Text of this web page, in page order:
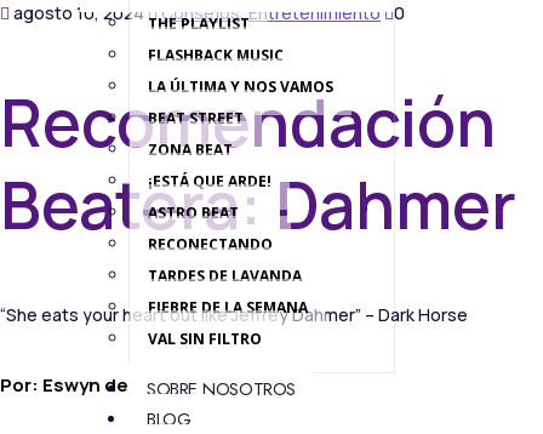
THE PLAYLIST
FLASHBACK MUSIC
LA ÚLTIMA Y NOS VAMOS
BEAT STREET
ZONA BEAT
¡ESTÁ QUE ARDE!
ASTRO BEAT
RECONECTANDO
TARDES DE LAVANDA
FIEBRE DE LA SEMANA
VAL SIN FILTRO
SOBRE NOSOTROS
BLOG
agosto 10, 2024 Consejos,Entretenimiento 0
Recomendación
Beatera: Dahmer
“She eats your heart out like Jeffrey Dahmer” – Dark Horse
Por: Eswyn de León (Prisma)